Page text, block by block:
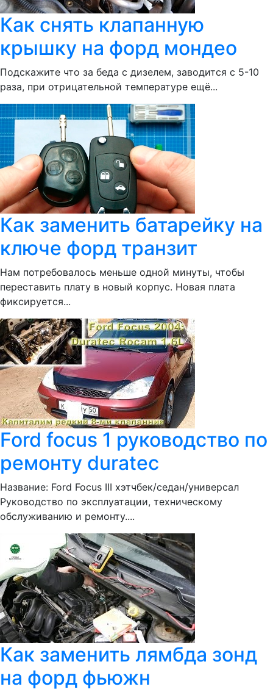
Как снять клапанную
крышку на форд мондео
Подскажите что за беда с дизелем, заводится с 5-10
раза, при отрицательной температуре ещё...
Как заменить батарейку на
ключе форд транзит
Нам потребовалось меньше одной минуты, чтобы
переставить плату в новый корпус. Новая плата
фиксируется...
Ford focus 1 руководство по
ремонту duratec
Название: Ford Focus III хэтчбек/седан/универсал
Руководство по эксплуатации, техническому
обслуживанию и ремонту....
Как заменить лямбда зонд
на форд фьюжн